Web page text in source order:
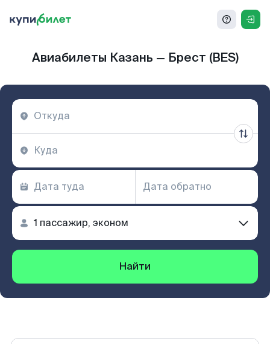
Авиабилеты Казань — Брест (BES)
Найти